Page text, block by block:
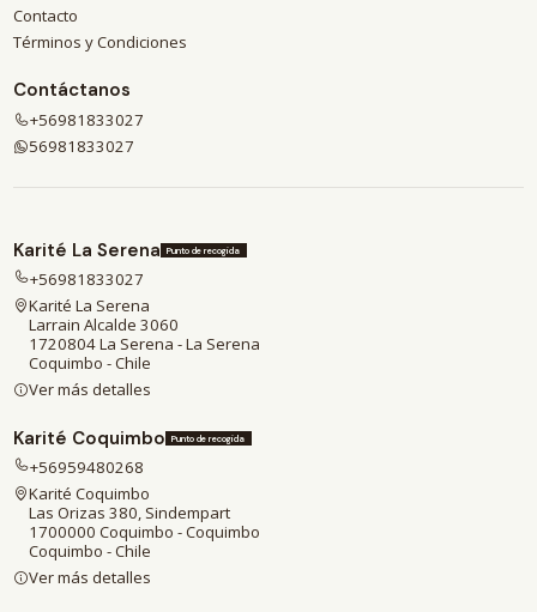
Contacto
Términos y Condiciones
Contáctanos
+56981833027
56981833027
Karité La Serena Punto de recogida
+56981833027
Karité La Serena
Larrain Alcalde 3060
1720804 La Serena - La Serena
Coquimbo - Chile
Ver más detalles
Karité Coquimbo Punto de recogida
+56959480268
Karité Coquimbo
Las Orizas 380, Sindempart
1700000 Coquimbo - Coquimbo
Coquimbo - Chile
Ver más detalles